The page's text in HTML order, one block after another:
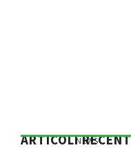
ARTICOLINEWS